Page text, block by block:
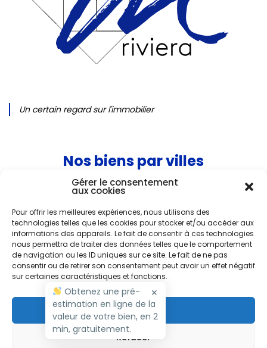
Gérer le consentement
aux cookies
Pour offrir les meilleures expériences, nous utilisons des
technologies telles que les cookies pour stocker et/ou accéder aux
informations des appareils. Le fait de consentir à ces technologies
nous permettra de traiter des données telles que le comportement
de navigation ou les ID uniques sur ce site. Le fait de ne pas
consentir ou de retirer son consentement peut avoir un effet négatif
sur certaines caractéristiques et fonctions.
Accepter
Refuser
Un certain regard sur l'immobilier
Nos biens par villes
Beausoleil
Cagnes-sur-Mer
La Gaude
Mouans-Sartoux
Nice
Roquebrune-Cap-Martin
Roquefort-les-Pins
Roubaix
Saint Paul de Vence
Saint-André
Saint-Laurent-du-Var
Tourrettes-sur-Loup
Vence
Villefranche-sur-Mer
Villeneuve Loubet
Copyright M RIVIERA 2026 - Tous droits réservés
Obtenez une pré-
estimation en ligne de la
valeur de votre bien, en 2
min, gratuitement.
✕